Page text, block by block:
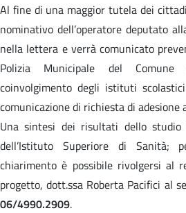
Al fine di una maggior tutela dei
nominativo dell’operatore deputato
nella lettera e verrà comunicato
Polizia Municipale del
coinvolgimento degli istituti
comunicazione di richiesta di adesione
Una sintesi dei risultati dello
dell’Istituto Superiore di Sanità;
chiarimento è possibile rivolgersi al
progetto, dott.ssa Roberta Pacifici al
06/4990.2909.